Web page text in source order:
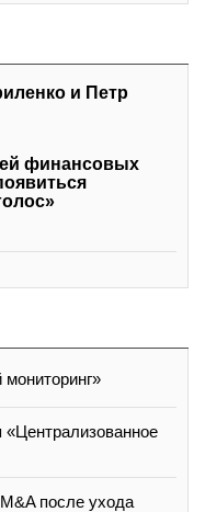
и Петр
финансовых
после ухода